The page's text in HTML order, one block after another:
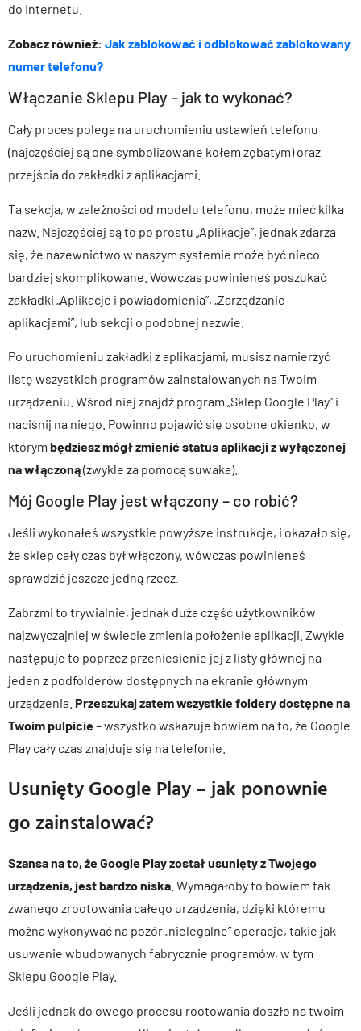
do Internetu.
Zobacz również: Jak zablokować i odblokować zablokowany
numer telefonu?
Włączanie Sklepu Play – jak to wykonać?
Cały proces polega na uruchomieniu ustawień telefonu
(najczęściej są one symbolizowane kołem zębatym) oraz
przejścia do zakładki z aplikacjami.
Ta sekcja, w zależności od modelu telefonu, może mieć kilka
nazw. Najczęściej są to po prostu „Aplikacje”, jednak zdarza
się, że nazewnictwo w naszym systemie może być nieco
bardziej skomplikowane. Wówczas powinieneś poszukać
zakładki „Aplikacje i powiadomienia”, „Zarządzanie
aplikacjami”, lub sekcji o podobnej nazwie.
Po uruchomieniu zakładki z aplikacjami, musisz namierzyć
listę wszystkich programów zainstalowanych na Twoim
urządzeniu. Wśród niej znajdź program „Sklep Google Play” i
naciśnij na niego. Powinno pojawić się osobne okienko, w
którym będziesz mógł zmienić status aplikacji z wyłączonej
na włączoną(zwykle za pomocą suwaka).
Mój Google Play jest włączony – co robić?
Jeśli wykonałeś wszystkie powyższe instrukcje, i okazało się,
że sklep cały czas był włączony, wówczas powinieneś
sprawdzić jeszcze jedną rzecz.
Zabrzmi to trywialnie, jednak duża część użytkowników
najzwyczajniej w świecie zmienia położenie aplikacji. Zwykle
następuje to poprzez przeniesienie jej z listy głównej na
jeden z podfolderów dostępnych na ekranie głównym
urządzenia. Przeszukaj zatem wszystkie foldery dostępne na
Twoim pulpicie– wszystko wskazuje bowiem na to, że Google
Play cały czas znajduje się na telefonie.
Usunięty Google Play – jak ponownie
go zainstalować?
Szansa na to, że Google Play został usunięty z Twojego
urządzenia, jest bardzo niska . Wymagałoby to bowiem tak
zwanego zrootowania całego urządzenia, dzięki któremu
można wykonywać na pozór „nielegalne” operacje, takie jak
usuwanie wbudowanych fabrycznie programów, w tym
Sklepu Google Play.
Jeśli jednak do owego procesu rootowania doszło na twoim